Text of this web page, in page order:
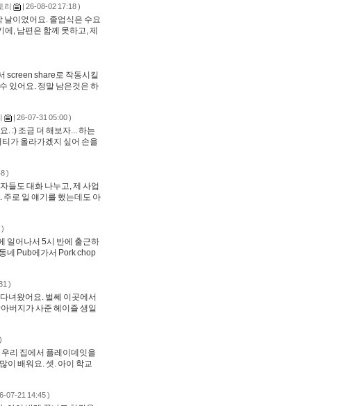
리 | 26-08-02 17:18 )
날이었어요. 졸업식은 수요
, 남편은 함께 못하고, 제
screen share로 작동시킬
있어요. 정말 남은것은 하
| 26-07-31 05:00 )
. :) 조금 더 해보자... 하는
가 올라가겠지 싶어 손을
)
들도 대화 나누고, 제 사업
주로 일 얘기를 했는데도 아
)
일어나서 5시 반에 출근하
네 Pub에가서 Pork chop
)
녀왔어요. 벌쎄 이곳에서
버지가 사준 헤이즐 생일
리 집에서 플레이데잇을
이 배워요. 셋. 아이 학교
07-21 14:45 )